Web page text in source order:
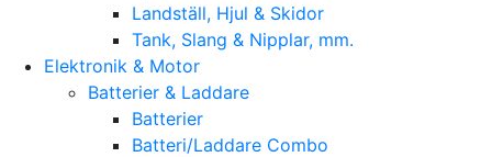
Landställ, Hjul & Skidor
Tank, Slang & Nipplar, mm.
Elektronik & Motor
Batterier & Laddare
Batterier
Batteri/Laddare Combo